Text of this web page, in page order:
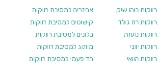
אביזרים למסיבת רווקות
קישוטים למסיבת רווקות
בלונים למסיבת רווקות
מיתוג למסיבת רווקות
חד פעמי למסיבת רווקות
בוהו שיק
רוז גולד
נועזת
יווני
הוואי